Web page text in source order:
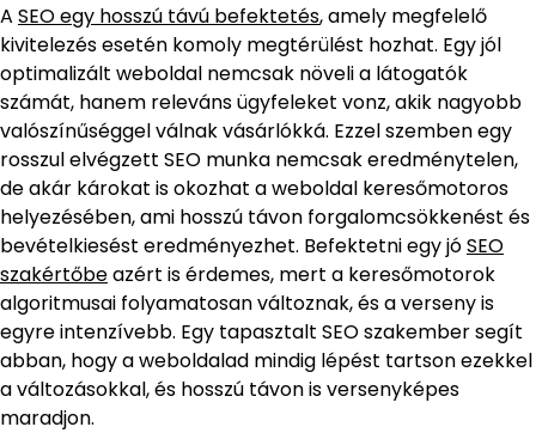
A SEO egy hosszú távú befektetés, amely megfelelő
kivitelezés esetén komoly megtérülést hozhat. Egy jól
optimalizált weboldal nemcsak növeli a látogatók
számát, hanem releváns ügyfeleket vonz, akik nagyobb
valószínűséggel válnak vásárlókká. Ezzel szemben egy
rosszul elvégzett SEO munka nemcsak eredménytelen,
de akár károkat is okozhat a weboldal keresőmotoros
helyezésében, ami hosszú távon forgalomcsökkenést és
bevételkiesést eredményezhet. Befektetni egy jóSEO
szakértőbeazért is érdemes, mert a keresőmotorok
algoritmusai folyamatosan változnak, és a verseny is
egyre intenzívebb. Egy tapasztalt SEO szakember segít
abban, hogy a weboldalad mindig lépést tartson ezekkel
a változásokkal, és hosszú távon is versenyképes
maradjon.